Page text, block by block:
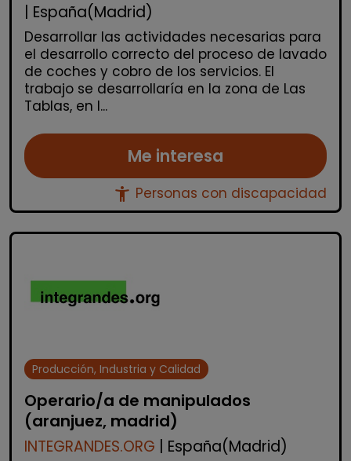
| España(Madrid)
Desarrollar las actividades necesarias para
el desarrollo correcto del proceso de lavado
de coches y cobro de los servicios. El
trabajo se desarrollaría en la zona de Las
Tablas, en l...
Me interesa
accessibility_new Personas con discapacidad
Producción, Industria y Calidad
Operario/a de manipulados
(aranjuez, madrid)
INTEGRANDES.ORG | España(Madrid)